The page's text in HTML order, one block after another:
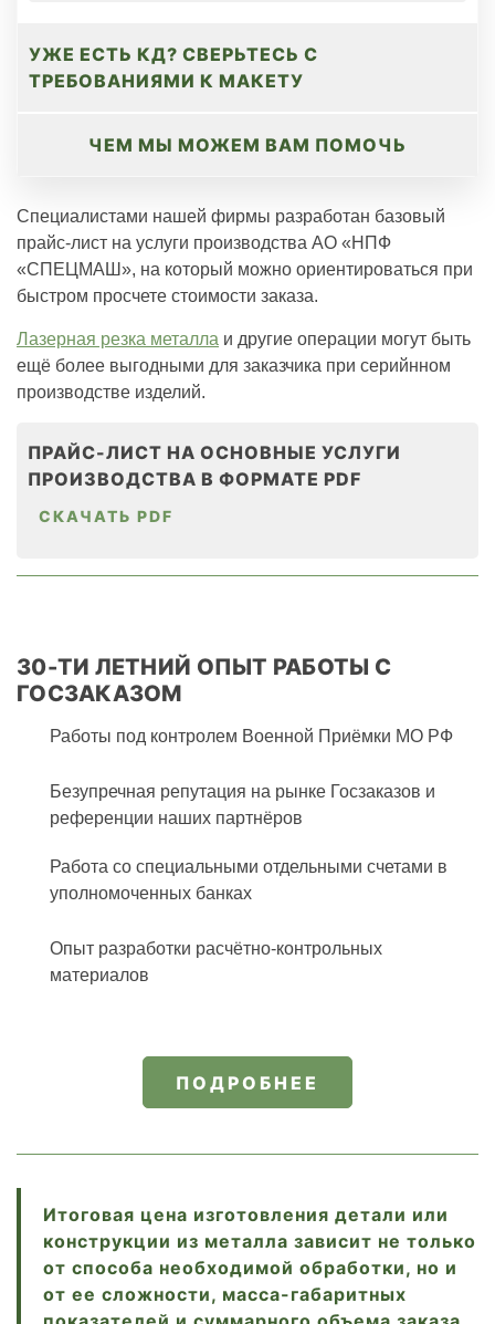
УЖЕ ЕСТЬ КД? СВЕРЬТЕСЬ С
ТРЕБОВАНИЯМИ К МАКЕТУ
ЧЕМ МЫ МОЖЕМ ВАМ ПОМОЧЬ
Специалистами нашей фирмы разработан базовый
прайс-лист на услуги производства АО «НПФ
«СПЕЦМАШ», на который можно ориентироваться при
быстром просчете стоимости заказа.
Лазерная резка металла и другие операции могут быть
ещё более выгодными для заказчика при серийнном
производстве изделий.
ПРАЙС-ЛИСТ НА ОСНОВНЫЕ УСЛУГИ
ПРОИЗВОДСТВА В ФОРМАТЕ PDF
СКАЧАТЬ PDF
30-ТИ ЛЕТНИЙ ОПЫТ РАБОТЫ С
ГОСЗАКАЗОМ
Работы под контролем Военной Приёмки МО РФ
Безупречная репутация на рынке Госзаказов и
референции наших партнёров
Работа со специальными отдельными счетами в
уполномоченных банках
Опыт разработки расчётно-контрольных
материалов
ПОДРОБНЕЕ
Итоговая цена изготовления детали или
конструкции из металла зависит не только
от способа необходимой обработки, но и
от ее сложности, масса-габаритных